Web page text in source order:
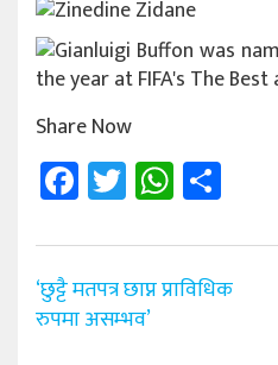
Share Now
Facebook
Twitter
Post
navigation
‘छुट्टै मतपत्र छाप्न प्राविधिक
रुपमा असम्भव’